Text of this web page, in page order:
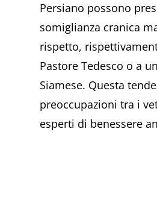
Persiano possono
somiglianza cranica
rispetto,
Pastore Tedesco o a
Siamese. Questa
preoccupazioni tra i
esperti di benessere